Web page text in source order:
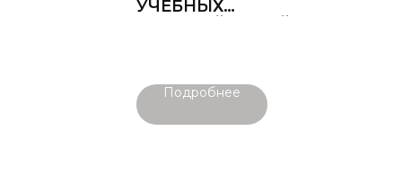
УЧЕБНЫХ
Подробнее